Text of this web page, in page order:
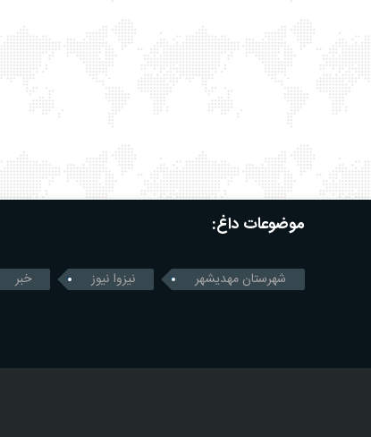
موضوعات داغ:
شهرستان مهدیشهر نیزوا نیوز خبر